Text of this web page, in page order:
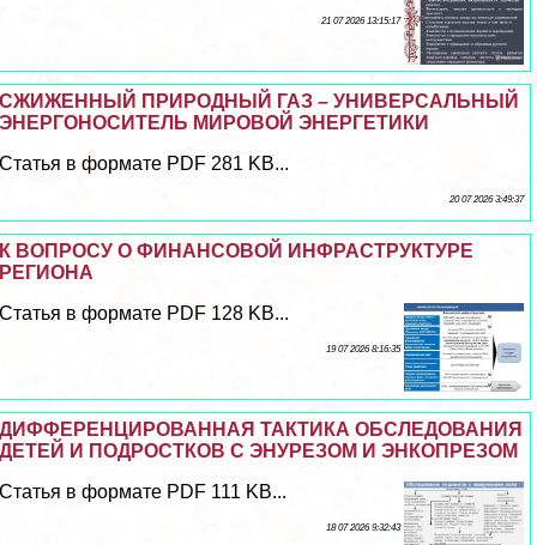
21 07 2026 13:15:17
СЖИЖЕННЫЙ ПРИРОДНЫЙ ГАЗ – УНИВЕРСАЛЬНЫЙ
ЭНЕРГОНОСИТЕЛЬ МИРОВОЙ ЭНЕРГЕТИКИ
Статья в формате PDF 281 KB...
20 07 2026 3:49:37
К ВОПРОСУ О ФИНАНСОВОЙ ИНФРАСТРУКТУРЕ
РЕГИОНА
Статья в формате PDF 128 KB...
19 07 2026 8:16:35
ДИФФЕРЕНЦИРОВАННАЯ ТАКТИКА ОБСЛЕДОВАНИЯ
ДЕТЕЙ И ПОДРОСТКОВ С ЭНУРЕЗОМ И ЭНКОПРЕЗОМ
Статья в формате PDF 111 KB...
18 07 2026 9:32:43